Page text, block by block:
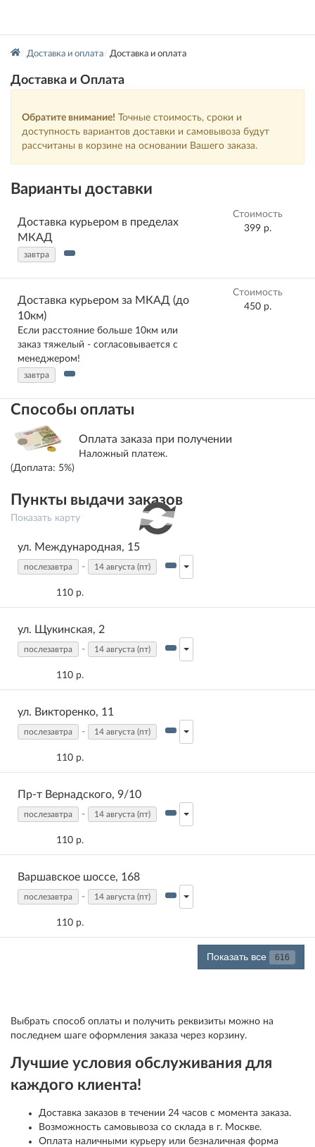
Доставка и оплата Доставка и оплата
Доставка и Оплата
Обратите внимание! Точные стоимость, сроки и
доступность вариантов доставки и самовывоза будут
рассчитаны в корзине на основании Вашего заказа.
Варианты доставки
Доставка курьером в пределах
МКАД
завтра
Стоимость
399 р.
Доставка курьером за МКАД (до
10км)
Если расстояние больше 10км или
заказ тяжелый - согласовывается с
менеджером!
завтра
Стоимость
450 р.
Способы оплаты
Оплата заказа при получении
Наложный платеж.
(Доплата: 5%)
Пункты выдачи заказов
Показать карту
ул. Международная, 15
послезавтра - 14 августа (пт)
110 р.
ул. Щукинская, 2
послезавтра - 14 августа (пт)
110 р.
ул. Викторенко, 11
послезавтра - 14 августа (пт)
110 р.
Пр-т Вернадского, 9/10
послезавтра - 14 августа (пт)
110 р.
Варшавское шоссе, 168
послезавтра - 14 августа (пт)
110 р.
Показать все 616
Выбрать способ оплаты и получить реквизиты можно на
последнем шаге оформления заказа через корзину.
Лучшие условия обслуживания для
каждого клиента!
Доставка заказов в течении 24 часов с момента заказа.
Возможность самовывоза со склада в г. Москве.
Оплата наличными курьеру или безналичная форма